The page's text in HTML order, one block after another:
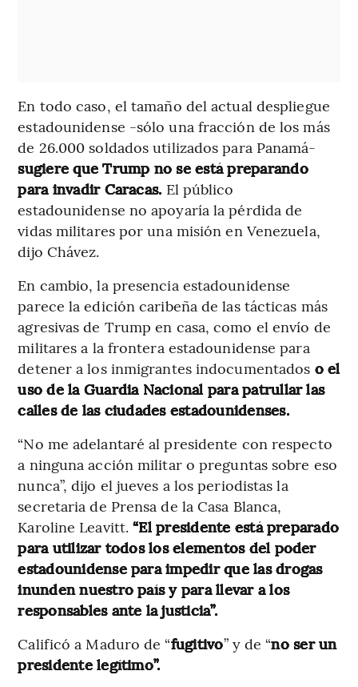
En todo caso, el tamaño del actual despliegue
estadounidense -sólo una fracción de los más
de 26.000 soldados utilizados para Panamá-
sugiere que Trump no se está preparando
para invadir Caracas. El público
estadounidense no apoyaría la pérdida de
vidas militares por una misión en Venezuela,
dijo Chávez.
En cambio, la presencia estadounidense
parece la edición caribeña de las tácticas más
agresivas de Trump en casa, como el envío de
militares a la frontera estadounidense para
detener a los inmigrantes indocumentados o el
uso de la Guardia Nacional para patrullar las
calles de las ciudades estadounidenses.
“No me adelantaré al presidente con respecto
a ninguna acción militar o preguntas sobre eso
nunca”, dijo el jueves a los periodistas la
secretaria de Prensa de la Casa Blanca,
Karoline Leavitt.“El presidente está preparado
para utilizar todos los elementos del poder
estadounidense para impedir que las drogas
inunden nuestro país y para llevar a los
responsables ante la justicia”.
Calificó a Maduro de “fugitivo” y de “no ser un
presidente legítimo”.